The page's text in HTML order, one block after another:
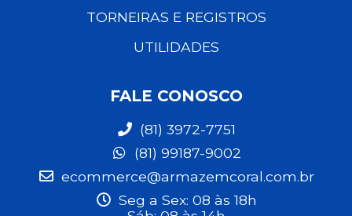
TORNEIRAS E REGISTROS
UTILIDADES
FALE CONOSCO
(81) 3972-7751
(81) 99187-9002
ecommerce@armazemcoral.com.br
Seg a Sex: 08 às 18h